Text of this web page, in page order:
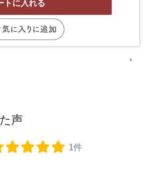
声
1件